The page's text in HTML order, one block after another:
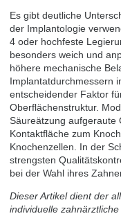
Es gibt deutliche
der Implantologie
4 oder hochfeste
besonders weich und
höhere mechanische
Implantatdurchmessern
entscheidender Faktor
Oberflächenstruktur.
Säureätzung aufgeraute
Kontaktfläche zum
Knochenzellen. In der
strengsten
bei der Wahl ihres
Dieser Artikel dient der
individuelle